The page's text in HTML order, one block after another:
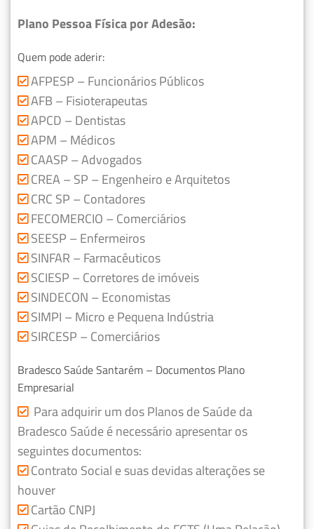
Plano Pessoa Física por Adesão:
Quem pode aderir:
AFPESP – Funcionários Públicos
AFB – Fisioterapeutas
APCD – Dentistas
APM – Médicos
CAASP – Advogados
CREA – SP – Engenheiro e Arquitetos
CRC SP – Contadores
FECOMERCIO – Comerciários
SEESP – Enfermeiros
SINFAR – Farmacêuticos
SCIESP – Corretores de imóveis
SINDECON – Economistas
SIMPI – Micro e Pequena Indústria
SIRCESP – Comerciários
Bradesco Saúde Santarém – Documentos Plano
Empresarial
Para adquirir um dos Planos de Saúde da
Bradesco Saúde é necessário apresentar os
seguintes documentos:
Contrato Social e suas devidas alterações se
houver
Cartão CNPJ